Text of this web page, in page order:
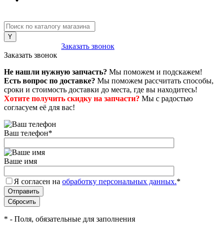
Заказать звонок
Заказать звонок
Не нашли нужную запчасть? Мы поможем и подскажем!
Есть вопрос по доставке? Мы поможем рассчитать способы,
сроки и стоимость доставки до места, где вы находитесь!
Хотите получить скидку на запчасти? Мы с радостью
согласуем её для вас!
Ваш телефон*
Ваше имя
Я согласен на обработку персональных данных.*
* - Поля, обязательные для заполнения